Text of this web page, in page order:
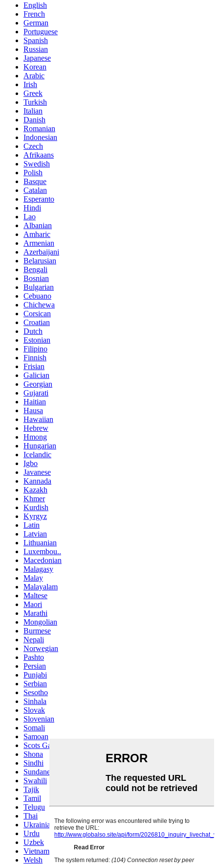
English
French
German
Portuguese
Spanish
Russian
Japanese
Korean
Arabic
Irish
Greek
Turkish
Italian
Danish
Romanian
Indonesian
Czech
Afrikaans
Swedish
Polish
Basque
Catalan
Esperanto
Hindi
Lao
Albanian
Amharic
Armenian
Azerbaijani
Belarusian
Bengali
Bosnian
Bulgarian
Cebuano
Chichewa
Corsican
Croatian
Dutch
Estonian
Filipino
Finnish
Frisian
Galician
Georgian
Gujarati
Haitian
Hausa
Hawaiian
Hebrew
Hmong
Hungarian
Icelandic
Igbo
Javanese
Kannada
Kazakh
Khmer
Kurdish
Kyrgyz
Latin
Latvian
Lithuanian
Luxembou..
Macedonian
Malagasy
Malay
Malayalam
Maltese
Maori
Marathi
Mongolian
Burmese
Nepali
Norwegian
Pashto
Persian
Punjabi
Serbian
Sesotho
Sinhala
Slovak
Slovenian
Somali
Samoan
Scots Gaelic
Shona
Sindhi
Sundanese
Swahili
Tajik
Tamil
Telugu
Thai
Ukrainian
Urdu
Uzbek
Vietnamese
Welsh